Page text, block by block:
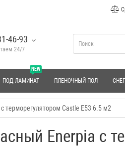
46-93
24/7
NEW
ПОД ЛАМИНАТ ПЛЕНОЧНЫЙ ПОЛ
терморегулятором Castle E53 6.5 м2
Enerpia с